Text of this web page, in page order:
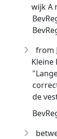
wijk A
from
Kleine
de